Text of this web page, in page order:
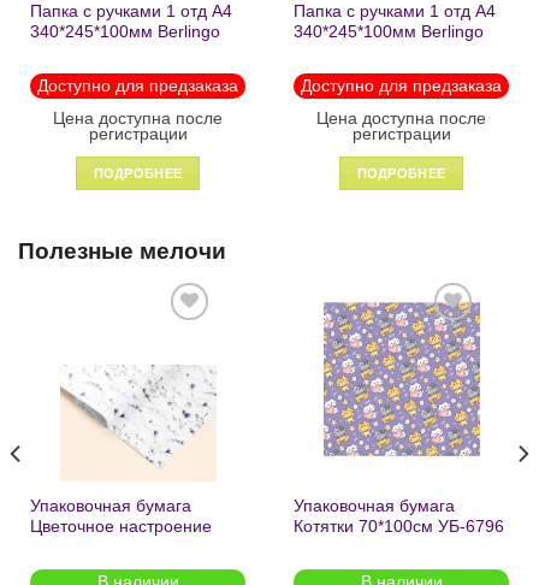
Папка с ручками 1 отд А4
340*245*100мм Berlingo
молнии1246
Доступно для предзаказа
Цена доступна после
регистрации
ПОДРОБНЕЕ
Папка с ручками 1 отд А4
340*245*100мм Berlingo
пластик на молнии 1215
Доступно для предзаказа
Цена доступна после
регистрации
ПОДРОБНЕЕ
Полезные мелочи
желаний
Упаковочная бумага
Цветочное настроение
2шт/
Добавить
в список
желаний
Упаковочная бумага
Котятки 70*100см УБ-6796